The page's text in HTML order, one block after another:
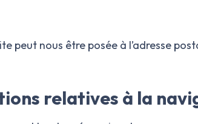
nous être posée à l’adresse
relatives à la